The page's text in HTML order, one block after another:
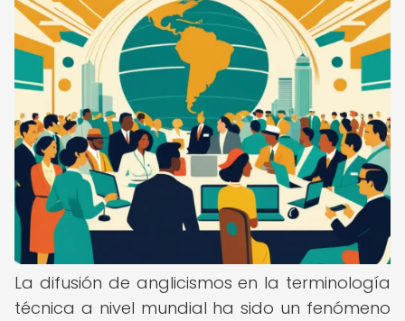
La difusión de anglicismos en la terminología
técnica a nivel mundial ha sido un fenómeno